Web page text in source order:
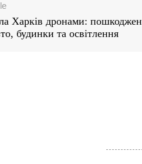
Харків дронами:
будинки та освітлення